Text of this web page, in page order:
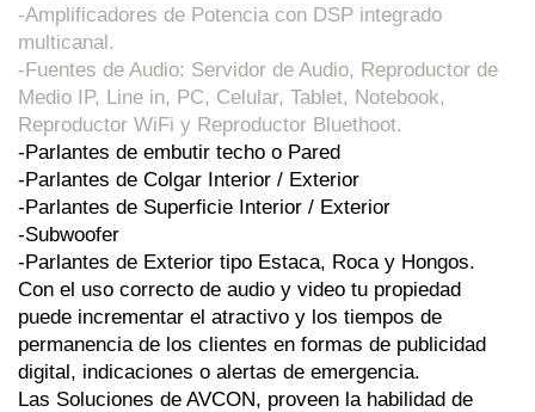
-Amplificadores de Potencia con DSP integrado
multicanal.
-Fuentes de Audio: Servidor de Audio, Reproductor de
Medio IP, Line in, PC, Celular, Tablet, Notebook,
Reproductor WiFi y Reproductor Bluethoot.
-Parlantes de embutir techo o Pared
-Parlantes de Colgar Interior / Exterior
-Parlantes de Superficie Interior / Exterior
-Subwoofer
-Parlantes de Exterior tipo Estaca, Roca y Hongos.
Con el uso correcto de audio y video tu propiedad
puede incrementar el atractivo y los tiempos de
permanencia de los clientes en formas de publicidad
digital, indicaciones o alertas de emergencia.
Las Soluciones de AVCON, proveen la habilidad de